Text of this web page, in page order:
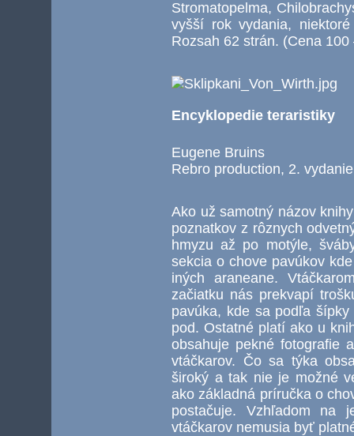
Stromatopelma,
vyšší rok vydania,
Rozsah 62 strán. (Cena 100
Encyklopedie teraristiky
Eugene Bruins
Rebro production, 2.
Ako už samotný názov
poznatkov z rôznych
hmyzu až po motýle,
sekcia o chove pavúkov
iných araneane.
začiatku nás prekvapí
pavúka, kde sa podľa
pod. Ostatné platí ako u
obsahuje pekné fotografie
vtáčkarov. Čo sa týka
široký a tak nie je možné
ako základná príručka o
postačuje. Vzhľadom na
vtáčkarov nemusia byť